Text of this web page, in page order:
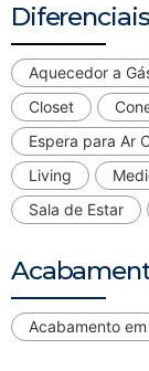
Diferenciais
Aquecedor a
Closet
Espera para Ar
Living
Sala de Estar
Acabamento em